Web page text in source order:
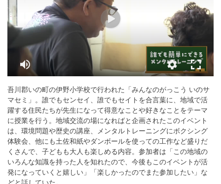
吾川郡いの町の伊野小学校で行われた「みんなのがっこう いのサ
マセミ」。誰でもセンセイ、誰でもセイトを合言葉に、地域で活
躍する住民たちが先生になって得意なことや好きなことをテーマ
に授業を行う。地域交流の場になればと企画されたこのイベント
は、環境問題や歴史の講座、メンタルトレーニングにボクシング
体験会、他にも土佐和紙やダンボールを使っての工作など盛りだ
くさんで、子どもも大人も楽しめる内容。参加者は「この地域の
いろんな知識を持った人を知れたので、今後もこのイベントが活
発になっていくと嬉しい」「楽しかったのでまた参加したい」な